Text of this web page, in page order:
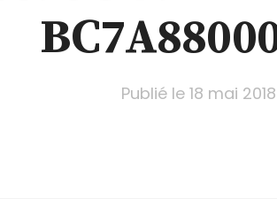
Publié le 18 mai 2018